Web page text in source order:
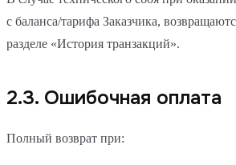
с баланса/тарифа Заказчика,
разделе «История транзакций».
2.3. Ошибочная оплата
Полный возврат при: